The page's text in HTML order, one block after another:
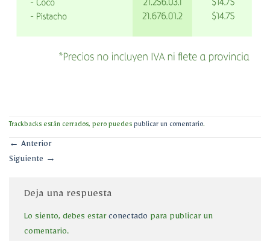
Trackbacks están cerrados, pero puedes publicar un comentario.
← Anterior
Siguiente →
Deja una respuesta
Lo siento, debes estarconectado para publicar un
comentario.